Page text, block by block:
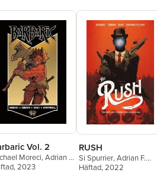
Vol. 2
Moreci,Adrian F.
, 2023
RUSH
Si Spurrier,Adrian F.
Wassel
Häftad, 2022